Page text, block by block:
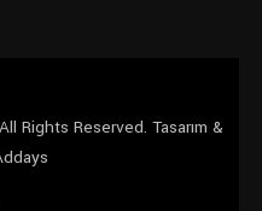
Rights Reserved. Tasarım &